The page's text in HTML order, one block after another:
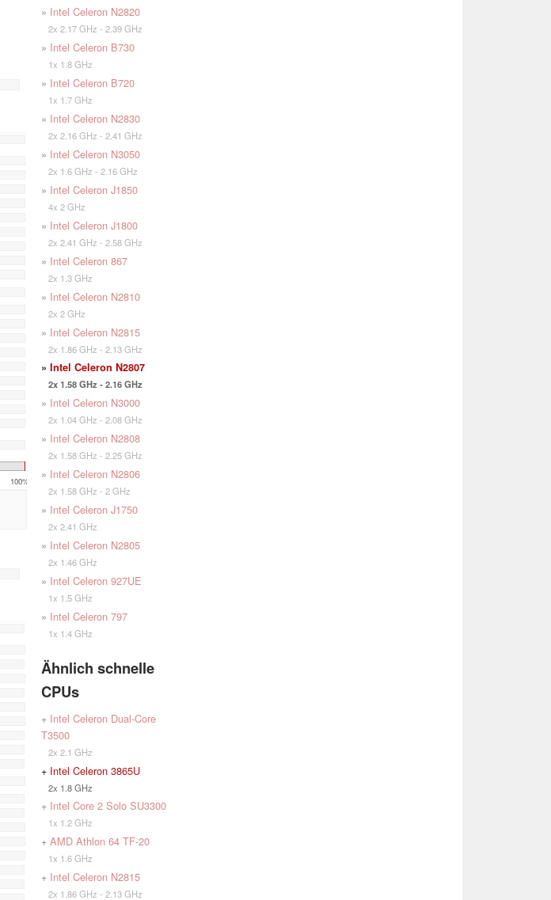
100%
» Intel Celeron N2820
2x 2.17 GHz - 2.39 GHz
» Intel Celeron B730
1x 1.8 GHz
» Intel Celeron B720
1x 1.7 GHz
» Intel Celeron N2830
2x 2.16 GHz - 2.41 GHz
» Intel Celeron N3050
2x 1.6 GHz - 2.16 GHz
» Intel Celeron J1850
4x 2 GHz
» Intel Celeron J1800
2x 2.41 GHz - 2.58 GHz
» Intel Celeron 867
2x 1.3 GHz
» Intel Celeron N2810
2x 2 GHz
» Intel Celeron N2815
2x 1.86 GHz - 2.13 GHz
» Intel Celeron N2807
2x 1.58 GHz - 2.16 GHz
» Intel Celeron N3000
2x 1.04 GHz - 2.08 GHz
» Intel Celeron N2808
2x 1.58 GHz - 2.25 GHz
» Intel Celeron N2806
2x 1.58 GHz - 2 GHz
» Intel Celeron J1750
2x 2.41 GHz
» Intel Celeron N2805
2x 1.46 GHz
» Intel Celeron 927UE
1x 1.5 GHz
» Intel Celeron 797
1x 1.4 GHz
Ähnlich schnelle
CPUs
+ Intel Celeron Dual-Core
T3500
2x 2.1 GHz
+ Intel Celeron 3865U
2x 1.8 GHz
+ Intel Core 2 Solo SU3300
1x 1.2 GHz
+ AMD Athlon 64 TF-20
1x 1.6 GHz
+ Intel Celeron N2815
2x 1.86 GHz - 2.13 GHz